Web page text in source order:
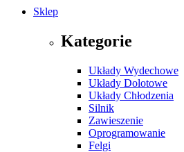
Sklep
Kategorie
Układy Wydechowe
Układy Dolotowe
Układy Chłodzenia
Silnik
Zawieszenie
Oprogramowanie
Felgi